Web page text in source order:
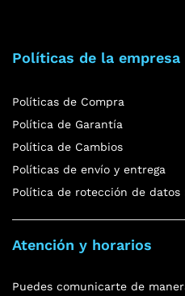
Políticas de la empresa
Políticas de Compra
Política de Garantía
Política de Cambios
Políticas de envío y entrega
Política de rotección de datos
Atención y horarios
Puedes comunicarte de